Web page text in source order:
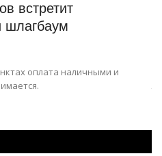
встретит
шлагбаум
оплата наличными и